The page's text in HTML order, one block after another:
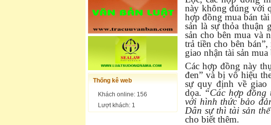
Thống kê web
Khách online: 156
Lượt khách: 1
này không đúng với
hợp đồng mua bán
sản là sự thỏa thuận
sản cho bên mua và
trả tiền cho bên
giao nhận tài sản mua
Các hợp đồng này
đen” và bị vô hiệu
sự quy định về
dọa. “Các hợp đồng
với hình thức bảo
Dân sự thì tài sản
cho biết thêm.